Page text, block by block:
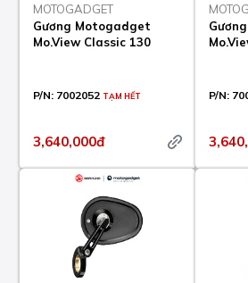
MOTOGADGET
Gương Motogadget
Mo.View Classic 130
P/N: 7002052 TẠM HẾT
3,640,000đ
P/N: